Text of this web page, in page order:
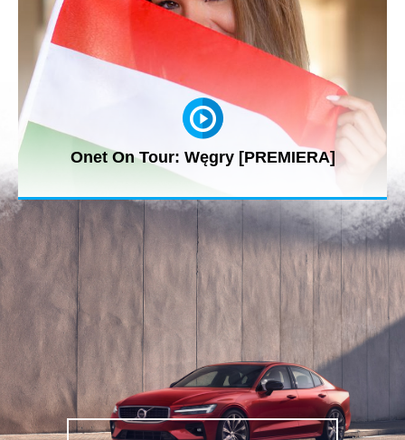
Onet On Tour: Węgry [PREMIERA]
Zapraszamy na kolejny reportaż z cyklu #OnetOnTour – tym
razem Jarosław...